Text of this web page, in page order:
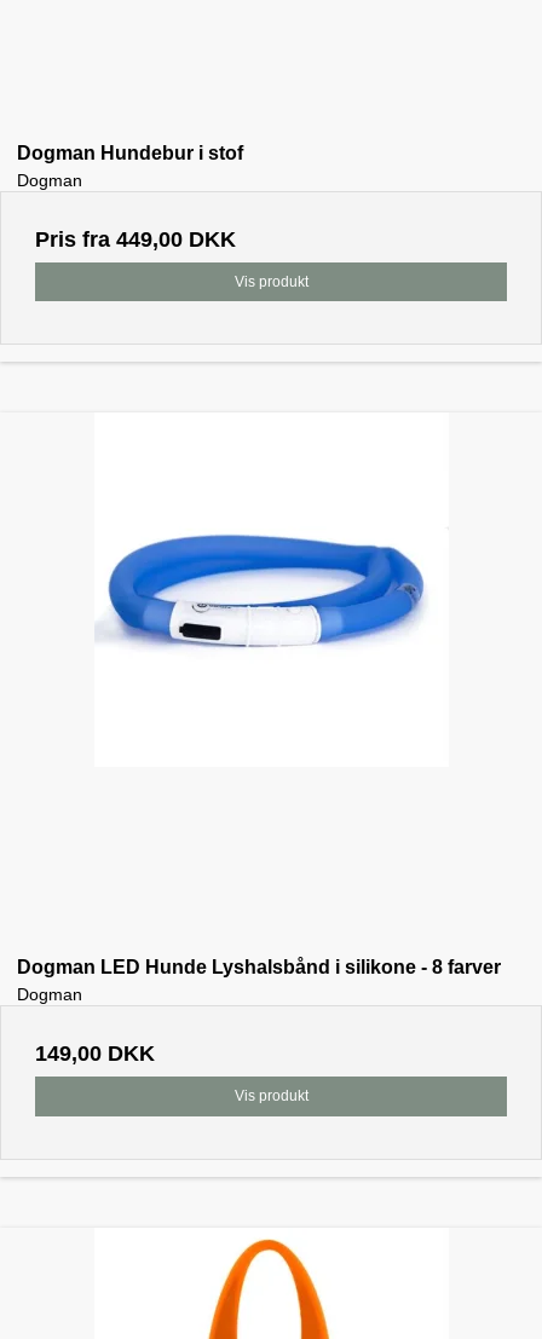
Dogman Hundebur i stof
Dogman
Pris fra 449,00 DKK
Vis produkt
Dogman LED Hunde Lyshalsbånd i silikone - 8 farver
Dogman
149,00 DKK
Vis produkt